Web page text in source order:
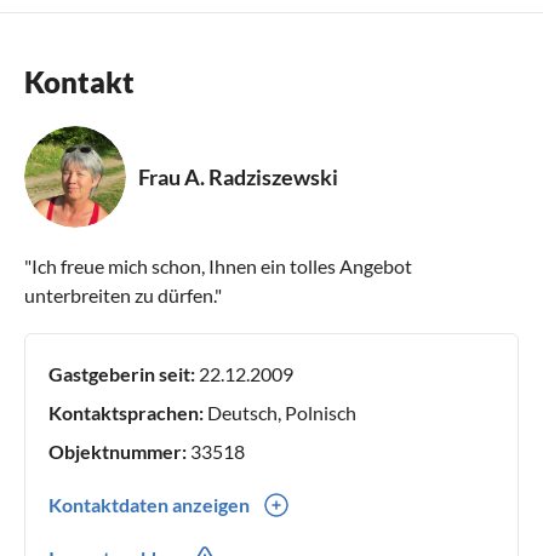
Kontakt
Frau A. Radziszewski
"Ich freue mich schon, Ihnen ein tolles Angebot
unterbreiten zu dürfen."
Gastgeberin seit: 22.12.2009
Kontaktsprachen: Deutsch, Polnisch
Objektnummer: 33518
Kontaktdaten anzeigen